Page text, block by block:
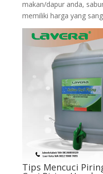
makan/dapur anda,
memiliki harga yang
Tips Mencuci